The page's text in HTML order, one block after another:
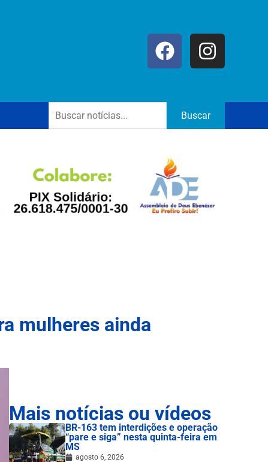
Buscar
mulheres ainda
Mais notícias ou vídeos
BR-163 tem interdições e operação
“pare e siga” nesta quinta-feira em
MS
agosto 6, 2026